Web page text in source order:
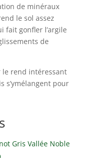
de minéraux
le sol assez
fait gonfler l’argile
de
le rend intéressant
s’ymélangent pour